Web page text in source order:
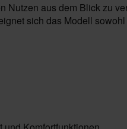
aus dem Blick zu
sich das Modell